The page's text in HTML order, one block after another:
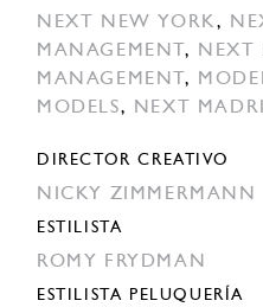
NEXT NEW YORK,
MANAGEMENT , NEXT
MANAGEMENT ,
MODELS, NEXT
DIRECTOR CREATIVO
NICKY ZIMMERMANN
ESTILISTA
ROMY FRYDMAN
ESTILISTA PELUQUERÍA